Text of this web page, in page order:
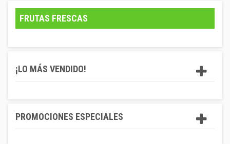
FRUTAS FRESCAS
¡LO MÁS VENDIDO!
PROMOCIONES ESPECIALES